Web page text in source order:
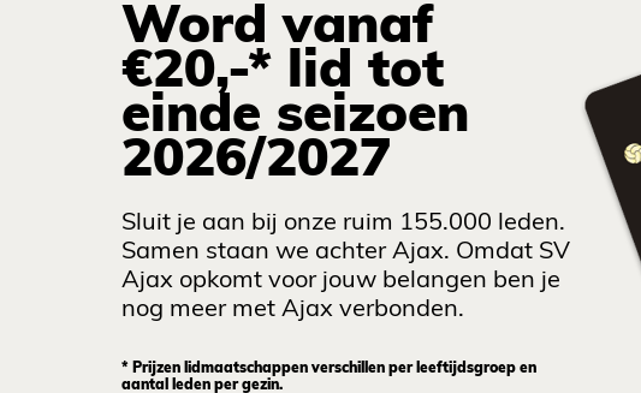
Word vanaf
€20,-* lid tot
einde seizoen
2026/2027
Sluit je aan bij onze ruim 155.000 leden.
Samen staan we achter Ajax. Omdat SV
Ajax opkomt voor jouw belangen ben je
nog meer met Ajax verbonden.
* Prijzen lidmaatschappen verschillen per leeftijdsgroep en
aantal leden per gezin.